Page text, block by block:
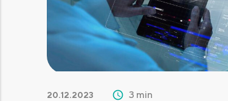
20.12.2023 3 min